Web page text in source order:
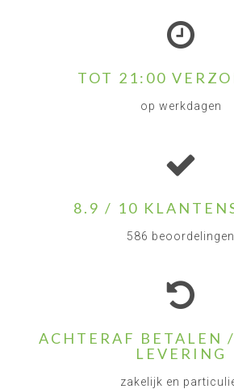
TOT 21:00
op werkdagen
8.9 / 10
586 beoordelingen
ACHTERAF BETALEN
LEVERING
zakelijk en